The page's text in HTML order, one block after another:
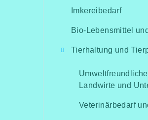
Imkereibedarf
Bio-Lebensmittel
Tierhaltung und
Landwirte und
Veterinärbedarf